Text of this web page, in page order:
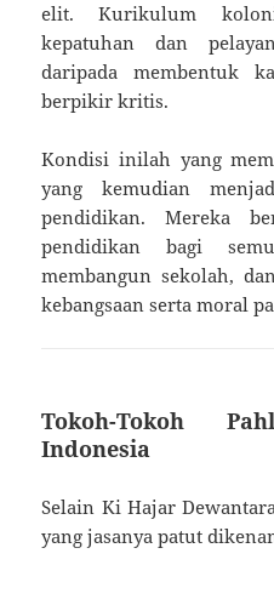
elit. Kurikulum
kepatuhan dan
daripada membentuk
berpikir kritis.
Kondisi inilah yang
yang kemudian
pendidikan. Mereka
pendidikan bagi
membangun sekolah,
kebangsaan serta moral
Tokoh-Tokoh
Indonesia
Selain Ki Hajar
yang jasanya patut